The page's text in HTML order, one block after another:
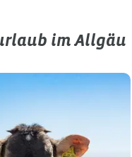
im Allgäu: ✓
✓
✓
im Allgäu